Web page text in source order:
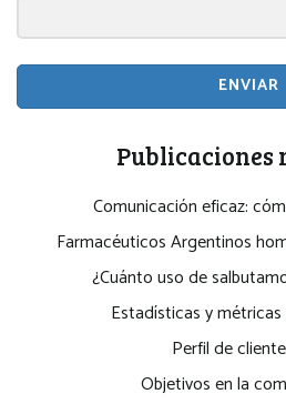
ENVIAR
Publicaciones
Comunicación eficaz:
Farmacéuticos Argentinos
¿Cuánto uso de
Estadísticas y
Perfil de
Objetivos en la